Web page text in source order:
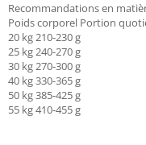
Recommandations en
Poids corporel Portion
20 kg 210-230 g
25 kg 240-270 g
30 kg 270-300 g
40 kg 330-365 g
50 kg 385-425 g
55 kg 410-455 g